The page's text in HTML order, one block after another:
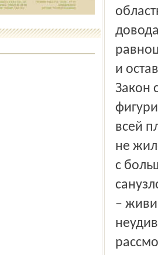
и
Закон
всей
не
с
–